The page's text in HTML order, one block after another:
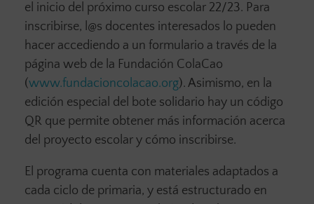
el inicio del próximo curso escolar 22/23. Para
inscribirse, l@s docentes interesados lo pueden
hacer accediendo a un formulario a través de la
página web de la Fundación ColaCao
(www.fundacioncolacao.org). Asimismo, en la
edición especial del bote solidario hay un código
QR que permite obtener más información acerca
del proyecto escolar y cómo inscribirse.
El programa cuenta con materiales adaptados a
cada ciclo de primaria, y está estructurado en